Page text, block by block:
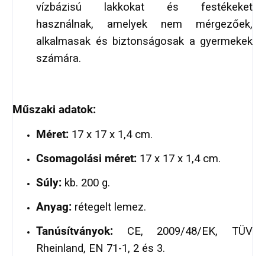
vízbázisú lakkokat és festékeket
használnak, amelyek nem mérgezőek,
alkalmasak és biztonságosak a gyermekek
számára.
Műszaki adatok:
Méret: 17 x 17 x 1,4 cm.
Csomagolási méret: 17 x 17 x 1,4 cm.
Súly: kb. 200 g.
Anyag: rétegelt lemez.
Tanúsítványok: CE, 2009/48/EK, TÜV
Rheinland, EN 71-1, 2 és 3.